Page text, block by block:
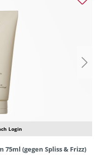
Login
(gegen Spliss & Frizz)